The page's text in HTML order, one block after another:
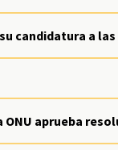
candidatura a
ONU aprueba